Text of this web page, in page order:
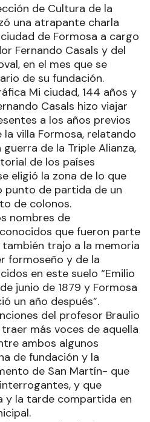
de Cultura de la
una atrapante charla
de Formosa a cargo
Fernando Casals y del
en el mes que se
de su fundación.
Mi ciudad, 144 años y
Casals hizo viajar
a los años previos
villa Formosa, relatando
de la Triple Alianza,
de los países
eligió la zona de lo que
punto de partida de un
de colonos.
nombres de
que fueron parte
trajo a la memoria
formoseño y de la
en este suelo “Emilio
junio de 1879 y Formosa
un año después”.
del profesor Braulio
más voces de aquella
ambos algunos
de fundación y la
de San Martín- que
y que
y la tarde compartida en